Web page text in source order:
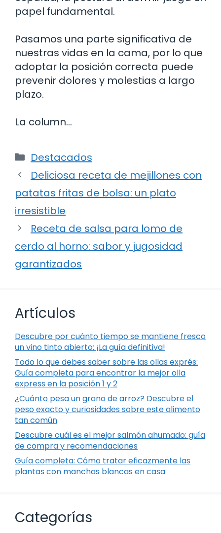
papel fundamental.
Pasamos una parte significativa de
nuestras vidas en la cama, por lo que
adoptar la posición correcta puede
prevenir dolores y molestias a largo
plazo.
La column…
Categorías
Destacados
Deliciosa receta de mejillones con
patatas fritas de bolsa: un plato
irresistible
Receta de salsa para lomo de
cerdo al horno: sabor y jugosidad
garantizados
Artículos
Descubre por cuánto tiempo se mantiene fresco
un vino tinto abierto: ¡La guía definitiva!
Todo lo que debes saber sobre las ollas exprés:
Guía completa para encontrar la mejor olla
express en la posición 1 y 2
¿Cuánto pesa un grano de arroz? Descubre el
peso exacto y curiosidades sobre este alimento
tan común
Descubre cuál es el mejor salmón ahumado: guía
de compra y recomendaciones
Guía completa: Cómo tratar eficazmente las
plantas con manchas blancas en casa
Categorías